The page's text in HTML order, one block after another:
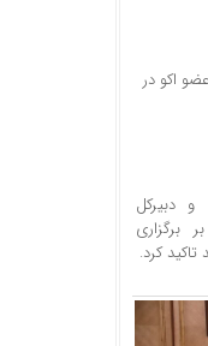
اکو در
دبیرکل
برگزاری
کرد.